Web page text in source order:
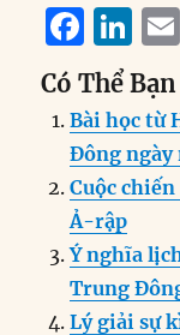
F
a
c
e
b
o
o
k
Li
n
k
e
d
n
Có Thể
Bài học từ
Đông ngày
Cuộc
Ả-rập
Ý nghĩa
Trung
Lý giải sự